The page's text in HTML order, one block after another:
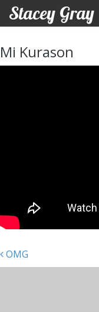
to
Stacey Gray
Mi Kurason
Post
OMG